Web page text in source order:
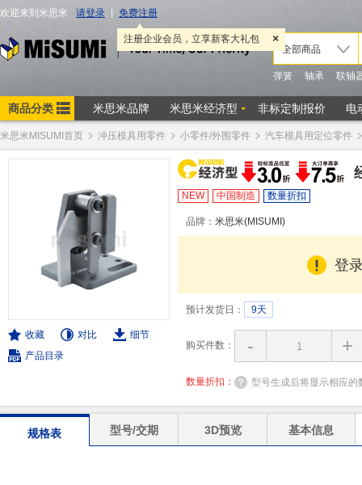
米思米MISUMI首页 冲压模具用零件 小零件/外围零件 汽车模具用定位零件
收藏 对比
细节
产品目录
NEW 中国制造 数量折扣
品牌： 米思米(MISUMI)
登
预计发货日： 9天
购买件数： - +
数量折扣： 型号生成后将显示相应的
规格表 型号/交期 3D预览 基本信息